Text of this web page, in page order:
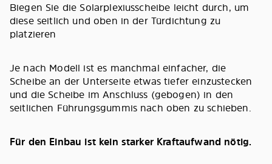
Biegen Sie die Solarplexiusscheibe leicht durch, um
diese seitlich und oben in der Türdichtung zu
platzieren
Je nach Modell ist es manchmal einfacher, die
Scheibe an der Unterseite etwas tiefer einzustecken
und die Scheibe im Anschluss (gebogen) in den
seitlichen Führungsgummis nach oben zu schieben.
Für den Einbau ist kein starker Kraftaufwand nötig.